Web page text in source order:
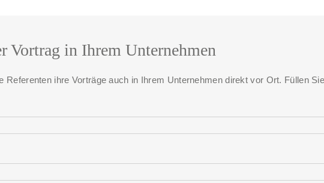
Vortrag in Ihrem Unternehmen
Referenten ihre Vorträge auch in Ihrem Unternehmen direkt vor Ort. Füllen